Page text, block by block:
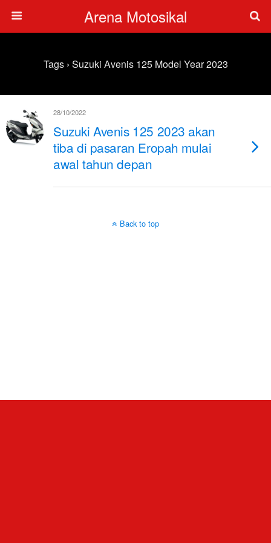
Arena Motosikal
Tags › Suzuki Avenis 125 Model Year 2023
28/10/2022
Suzuki Avenis 125 2023 akan
tiba di pasaran Eropah mulai
awal tahun depan
Back to top